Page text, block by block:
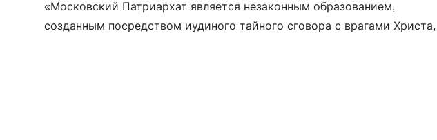
«Московский Патриархат является незаконным образованием,
созданным посредством иудиного тайного сговора с врагами Христа,